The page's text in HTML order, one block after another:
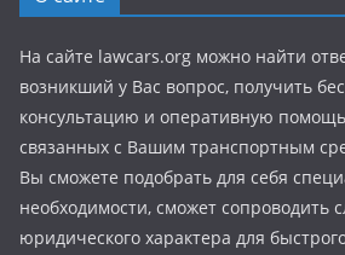
На сайте lawcars.org можно найти
возникший у Вас вопрос, получить
консультацию и оперативную
связанных с Вашим транспортным
Вы сможете подобрать для себя
необходимости, сможет сопроводить
юридического характера для